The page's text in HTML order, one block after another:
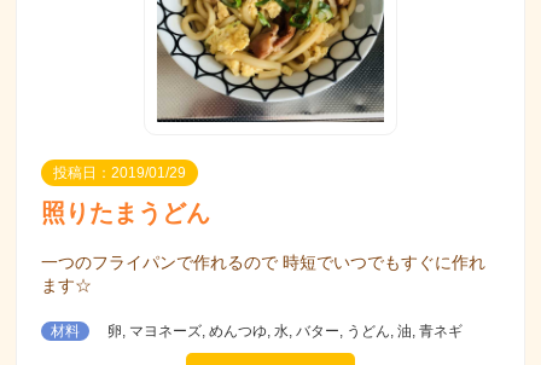
投稿日：2019/01/29
照りたまうどん
一つのフライパンで作れるので 時短でいつでもすぐに作れ
ます☆
材料 卵, マヨネーズ, めんつゆ, 水, バター, うどん, 油, 青ネギ